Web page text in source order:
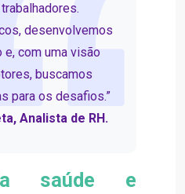
desenvolvemos
e, com uma visão
buscamos
para os desafios.”
Analista de RH.
saúde e